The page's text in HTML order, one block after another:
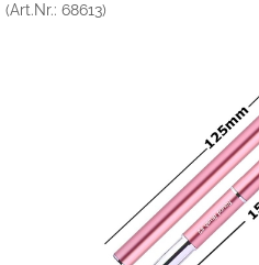
(Art.Nr.: 68613)